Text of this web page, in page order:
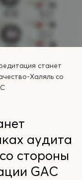
станет
Халяль со
аудита
стороны
GAC